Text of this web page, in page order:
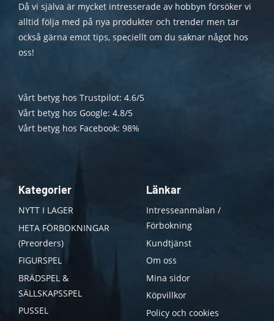
Då vi själva är mycket intresserade av hobbyn försöker vi
alltid följa med på nya produkter och trender men tar
också gärna emot tips, speciellt om du saknar något hos
oss!
Vårt betyg hos Trustpilot: 4.6/5
Vårt betyg hos Google: 4.8/5
Vårt betyg hos Facebook: 98%
Kategorier
NYTT I LAGER
HETA FÖRBOKNINGAR
(Preorders)
FIGURSPEL
BRÄDSPEL &
SÄLLSKAPSSPEL
PUSSEL
Länkar
Intresseanmälan /
Förbokning
Kundtjänst
Om oss
Mina sidor
Köpvillkor
Policy och cookies